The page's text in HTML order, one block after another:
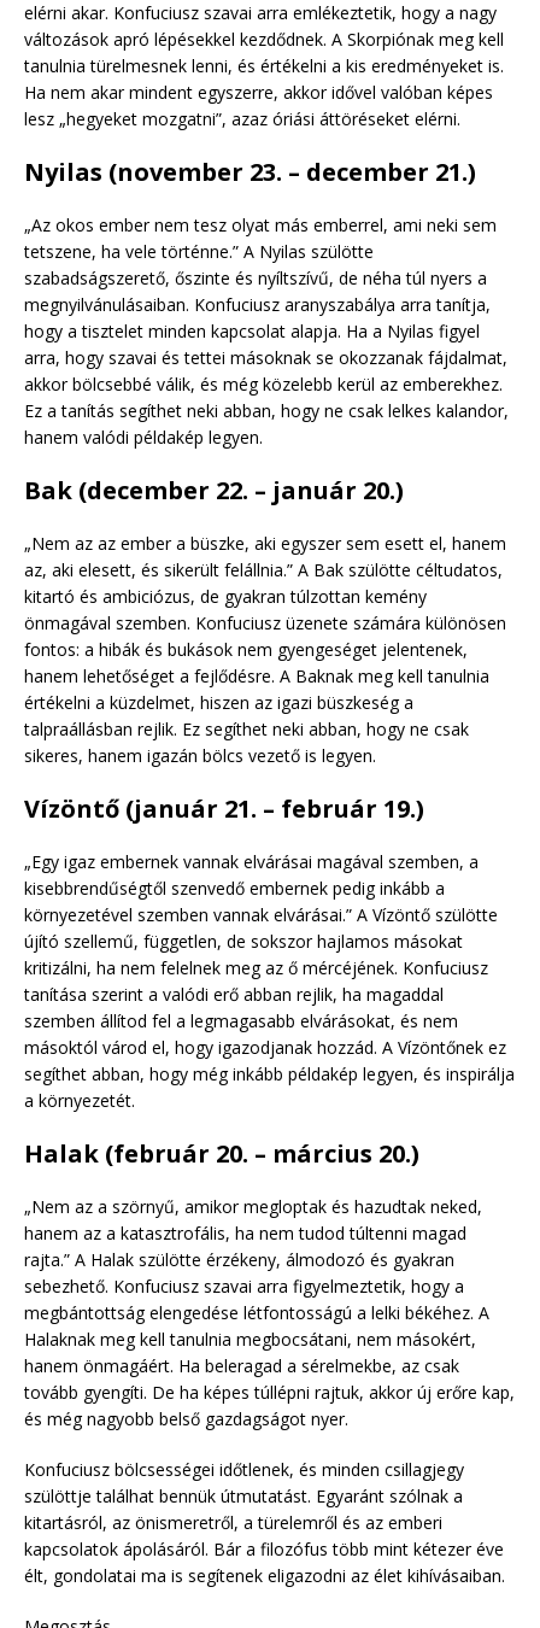
elérni akar. Konfuciusz szavai arra emlékeztetik, hogy a nagy
változások apró lépésekkel kezdődnek. A Skorpiónak meg kell
tanulnia türelmesnek lenni, és értékelni a kis eredményeket is.
Ha nem akar mindent egyszerre, akkor idővel valóban képes
lesz „hegyeket mozgatni”, azaz óriási áttöréseket elérni.
Nyilas (november 23. – december 21.)
„Az okos ember nem tesz olyat más emberrel, ami neki sem
tetszene, ha vele történne.” A Nyilas szülötte
szabadságszerető, őszinte és nyíltszívű, de néha túl nyers a
megnyilvánulásaiban. Konfuciusz aranyszabálya arra tanítja,
hogy a tisztelet minden kapcsolat alapja. Ha a Nyilas figyel
arra, hogy szavai és tettei másoknak se okozzanak fájdalmat,
akkor bölcsebbé válik, és még közelebb kerül az emberekhez.
Ez a tanítás segíthet neki abban, hogy ne csak lelkes kalandor,
hanem valódi példakép legyen.
Bak (december 22. – január 20.)
„Nem az az ember a büszke, aki egyszer sem esett el, hanem
az, aki elesett, és sikerült felállnia.” A Bak szülötte céltudatos,
kitartó és ambiciózus, de gyakran túlzottan kemény
önmagával szemben. Konfuciusz üzenete számára különösen
fontos: a hibák és bukások nem gyengeséget jelentenek,
hanem lehetőséget a fejlődésre. A Baknak meg kell tanulnia
értékelni a küzdelmet, hiszen az igazi büszkeség a
talpraállásban rejlik. Ez segíthet neki abban, hogy ne csak
sikeres, hanem igazán bölcs vezető is legyen.
Vízöntő (január 21. – február 19.)
„Egy igaz embernek vannak elvárásai magával szemben, a
kisebbrendűségtől szenvedő embernek pedig inkább a
környezetével szemben vannak elvárásai.” A Vízöntő szülötte
újító szellemű, független, de sokszor hajlamos másokat
kritizálni, ha nem felelnek meg az ő mércéjének. Konfuciusz
tanítása szerint a valódi erő abban rejlik, ha magaddal
szemben állítod fel a legmagasabb elvárásokat, és nem
másoktól várod el, hogy igazodjanak hozzád. A Vízöntőnek ez
segíthet abban, hogy még inkább példakép legyen, és inspirálja
a környezetét.
Halak (február 20. – március 20.)
„Nem az a szörnyű, amikor megloptak és hazudtak neked,
hanem az a katasztrofális, ha nem tudod túltenni magad
rajta.” A Halak szülötte érzékeny, álmodozó és gyakran
sebezhető. Konfuciusz szavai arra figyelmeztetik, hogy a
megbántottság elengedése létfontosságú a lelki békéhez. A
Halaknak meg kell tanulnia megbocsátani, nem másokért,
hanem önmagáért. Ha beleragad a sérelmekbe, az csak
tovább gyengíti. De ha képes túllépni rajtuk, akkor új erőre kap,
és még nagyobb belső gazdagságot nyer.
Konfuciusz bölcsességei időtlenek, és minden csillagjegy
szülöttje találhat bennük útmutatást. Egyaránt szólnak a
kitartásról, az önismeretről, a türelemről és az emberi
kapcsolatok ápolásáról. Bár a filozófus több mint kétezer éve
élt, gondolatai ma is segítenek eligazodni az élet kihívásaiban.